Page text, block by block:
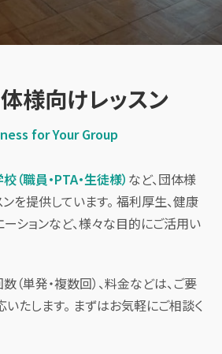
様向けレッスン
for Your Group
（職員・PTA・生徒様） など、団体様
を提供しています。 福利厚生、健康
ーションなど、様々な目的にご活用い
（単発・複数回）、料金などは、ご要
たします。 まずはお気軽にご相談く